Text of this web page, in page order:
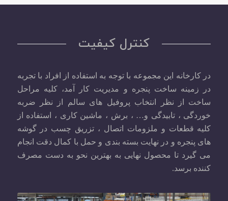
کنترل کیفیت
در کارخانه این مجموعه با توجه به استفاده از افراد با تجربه
در زمینه ساخت پنجره و مدیریت کار آمد، کلیه مراحل
ساخت از نظر انتخاب پروفیل های سالم از نظر ضربه
خوردگی ، تابیدگی و… ، برش ، ماشین کاری ، استفاده از
کلیه قطعات و ملزومات اتصال ، تزریق چسب در گوشه
های پنجره و در نهایت بسته بندی و حمل با کمال دقت انجام
می گیرد تا محصول نهایی به بهترین نحو به دست مصرف
کننده برسد.